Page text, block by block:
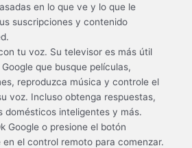
en lo que ve y lo que le
suscripciones y contenido
tu voz. Su televisor es más útil
que busque películas,
reproduzca música y controle el
voz. Incluso obtenga respuestas,
domésticos inteligentes y más.
Google o presione el botón
en el control remoto para comenzar.